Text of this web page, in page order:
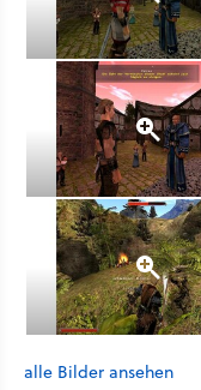
alle Bilder ansehen